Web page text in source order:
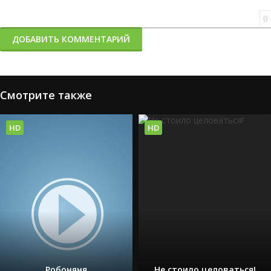
0
ДОБАВИТЬ КОММЕНТАРИЙ
Смотрите также
HD HD